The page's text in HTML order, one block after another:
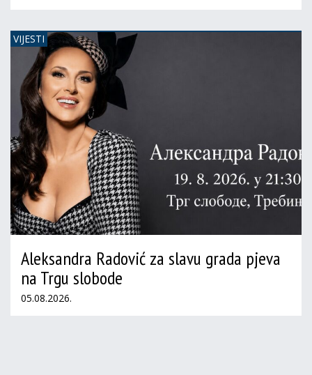
VIJESTI
Aleksandra Radović za slavu grada pjeva
na Trgu slobode
05.08.2026.